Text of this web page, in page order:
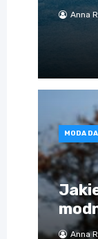
Anna
MODA
Anna